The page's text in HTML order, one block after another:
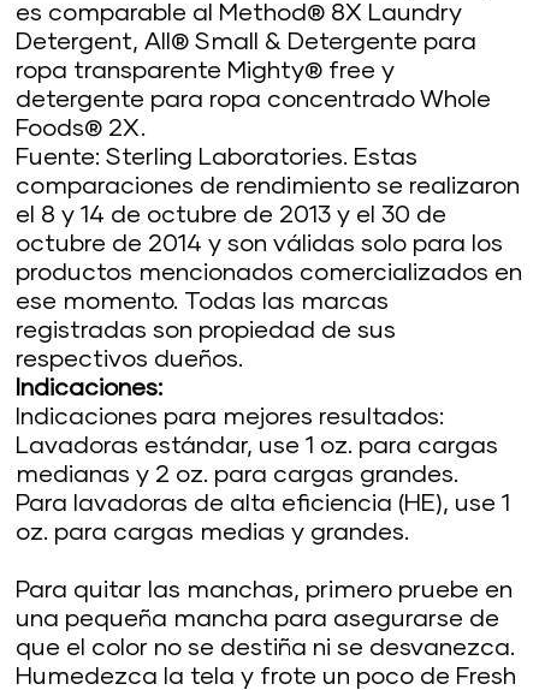
es comparable al Method® 8X Laundry
Detergent, All® Small & Detergente para
ropa transparente Mighty® free y
detergente para ropa concentrado Whole
Foods® 2X.
Fuente: Sterling Laboratories. Estas
comparaciones de rendimiento se realizaron
el 8 y 14 de octubre de 2013 y el 30 de
octubre de 2014 y son válidas solo para los
productos mencionados comercializados en
ese momento. Todas las marcas
registradas son propiedad de sus
respectivos dueños.
Indicaciones:
Indicaciones para mejores resultados:
Lavadoras estándar, use 1 oz. para cargas
medianas y 2 oz. para cargas grandes.
Para lavadoras de alta eficiencia (HE), use 1
oz. para cargas medias y grandes.
Para quitar las manchas, primero pruebe en
una pequeña mancha para asegurarse de
que el color no se destiña ni se desvanezca.
Humedezca la tela y frote un poco de Fresh